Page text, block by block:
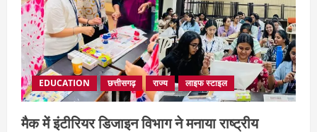
4 August 7, 2026
EDUCATION छत्तीसगढ़ राज्य लाइफ स्टाइल
मैक में इंटीरियर डिजाइन विभाग ने मनाया राष्ट्रीय